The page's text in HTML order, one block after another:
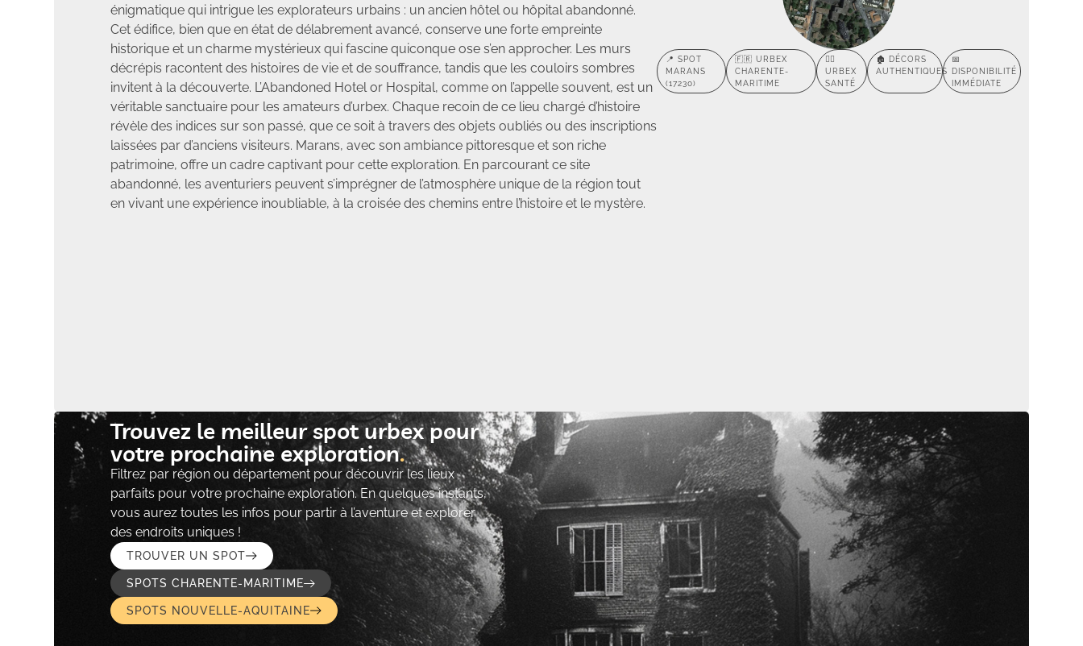
énigmatique qui intrigue les explorateurs urbains : un ancien hôtel ou hôpital abandonné.
Cet édifice, bien que en état de délabrement avancé, conserve une forte empreinte
historique et un charme mystérieux qui fascine quiconque ose s’en approcher. Les murs
décrépis racontent des histoires de vie et de souffrance, tandis que les couloirs sombres
invitent à la découverte. L’Abandoned Hotel or Hospital, comme on l’appelle souvent, est un
véritable sanctuaire pour les amateurs d’urbex. Chaque recoin de ce lieu chargé d’histoire
révèle des indices sur son passé, que ce soit à travers des objets oubliés ou des inscriptions
laissées par d’anciens visiteurs. Marans, avec son ambiance pittoresque et son riche
patrimoine, offre un cadre captivant pour cette exploration. En parcourant ce site
abandonné, les aventuriers peuvent s’imprégner de l’atmosphère unique de la région tout
en vivant une expérience inoubliable, à la croisée des chemins entre l’histoire et le mystère.
📍 SPOT
MARANS
(17230)
🇫🇷 URBEX
CHARENTE-
MARITIME
🕵️‍♂️
URBEX
SANTÉ
🏚️ DÉCORS
AUTHENTIQUES
📅
DISPONIBILITÉ
IMMÉDIATE
Trouvez le meilleur spot urbex pour
votre prochaine exploration​
Filtrez par région ou département pour découvrir les lieux
parfaits pour votre prochaine exploration. En quelques instants,
vous aurez toutes les infos pour partir à l’aventure et explorer
des endroits uniques !
TROUVER UN SPOT
SPOTS CHARENTE-MARITIME
SPOTS NOUVELLE-AQUITAINE